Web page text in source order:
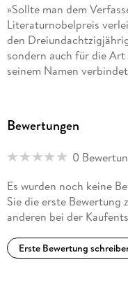
»Sollte man dem
Literaturnobelpreis
den
sondern auch für die
seinem Namen
»Mit seiner kunstvollen
sich wiederholenden
Spiegelkabinett der
Letztendlich ist dieses
unendlichen
Deutschlandfunk
». . . ein magischer
ist, als geschrieben
Bewertungen
0
Es wurden noch keine
Sie die erste Bewertung
anderen bei der
Erste Bewertung